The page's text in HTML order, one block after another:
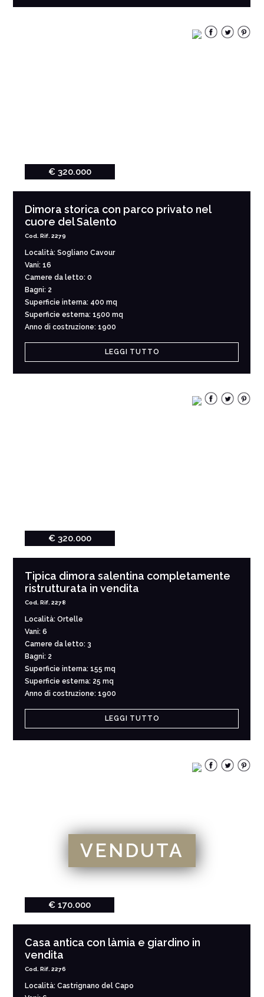
€ 320.000
Dimora storica con parco privato nel
cuore del Salento
Cod. Rif. 2279
Località: Sogliano Cavour
Vani: 16
Camere da letto: 0
Bagni: 2
Superficie interna: 400 mq
Superficie esterna: 1500 mq
Anno di costruzione: 1900
LEGGI TUTTO
€ 320.000
Tipica dimora salentina completamente
ristrutturata in vendita
Cod. Rif. 2278
Località: Ortelle
Vani: 6
Camere da letto: 3
Bagni: 2
Superficie interna: 155 mq
Superficie esterna: 25 mq
Anno di costruzione: 1900
LEGGI TUTTO
€ 170.000
VENDUTA
Casa antica con làmia e giardino in
vendita
Cod. Rif. 2276
Località: Castrignano del Capo